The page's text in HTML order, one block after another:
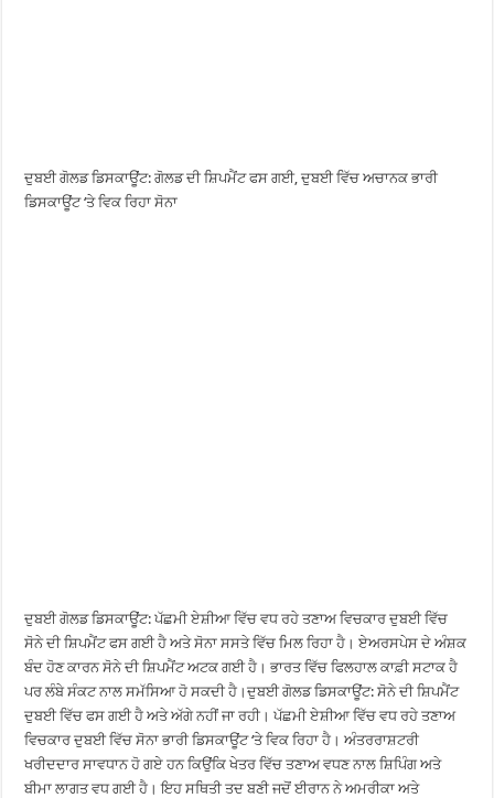
ਦੁਬਈ ਗੋਲਡ ਡਿਸਕਾਊਂਟ: ਗੋਲਡ ਦੀ ਸ਼ਿਪਮੈਂਟ ਫਸ ਗਈ, ਦੁਬਈ ਵਿੱਚ ਅਚਾਨਕ ਭਾਰੀ
ਡਿਸਕਾਊਂਟ ‘ਤੇ ਵਿਕ ਰਿਹਾ ਸੋਨਾ
ਦੁਬਈ ਗੋਲਡ ਡਿਸਕਾਊਂਟ: ਪੱਛਮੀ ਏਸ਼ੀਆ ਵਿੱਚ ਵਧ ਰਹੇ ਤਣਾਅ ਵਿਚਕਾਰ ਦੁਬਈ ਵਿੱਚ
ਸੋਨੇ ਦੀ ਸ਼ਿਪਮੈਂਟ ਫਸ ਗਈ ਹੈ ਅਤੇ ਸੋਨਾ ਸਸਤੇ ਵਿੱਚ ਮਿਲ ਰਿਹਾ ਹੈ। ਏਅਰਸਪੇਸ ਦੇ ਅੰਸ਼ਕ
ਬੰਦ ਹੋਣ ਕਾਰਨ ਸੋਨੇ ਦੀ ਸ਼ਿਪਮੈਂਟ ਅਟਕ ਗਈ ਹੈ। ਭਾਰਤ ਵਿੱਚ ਫਿਲਹਾਲ ਕਾਫ਼ੀ ਸਟਾਕ ਹੈ
ਪਰ ਲੰਬੇ ਸੰਕਟ ਨਾਲ ਸਮੱਸਿਆ ਹੋ ਸਕਦੀ ਹੈ।ਦੁਬਈ ਗੋਲਡ ਡਿਸਕਾਊਂਟ: ਸੋਨੇ ਦੀ ਸ਼ਿਪਮੈਂਟ
ਦੁਬਈ ਵਿੱਚ ਫਸ ਗਈ ਹੈ ਅਤੇ ਅੱਗੇ ਨਹੀਂ ਜਾ ਰਹੀ। ਪੱਛਮੀ ਏਸ਼ੀਆ ਵਿੱਚ ਵਧ ਰਹੇ ਤਣਾਅ
ਵਿਚਕਾਰ ਦੁਬਈ ਵਿੱਚ ਸੋਨਾ ਭਾਰੀ ਡਿਸਕਾਊਂਟ ‘ਤੇ ਵਿਕ ਰਿਹਾ ਹੈ। ਅੰਤਰਰਾਸ਼ਟਰੀ
ਖਰੀਦਦਾਰ ਸਾਵਧਾਨ ਹੋ ਗਏ ਹਨ ਕਿਉਂਕਿ ਖੇਤਰ ਵਿੱਚ ਤਣਾਅ ਵਧਣ ਨਾਲ ਸ਼ਿਪਿੰਗ ਅਤੇ
ਬੀਮਾ ਲਾਗਤ ਵਧ ਗਈ ਹੈ। ਇਹ ਸਥਿਤੀ ਤਦ ਬਣੀ ਜਦੋਂ ਈਰਾਨ ਨੇ ਅਮਰੀਕਾ ਅਤੇ